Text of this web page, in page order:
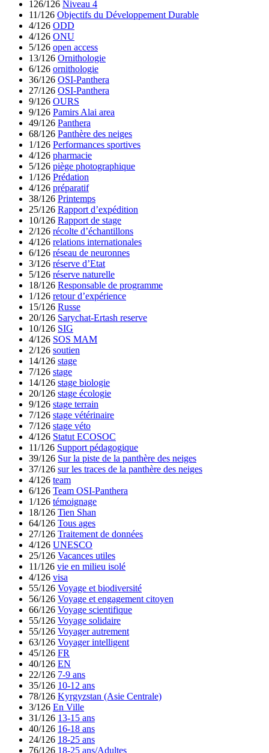
126/126 Niveau 4
11/126 Objectifs du Développement Durable
4/126 ODD
4/126 ONU
5/126 open access
13/126 Ornithologie
6/126 ornithologie
36/126 OSI-Panthera
27/126 OSI-Panthera
9/126 OURS
9/126 Pamirs Alai area
49/126 Panthera
68/126 Panthère des neiges
1/126 Performances sportives
4/126 pharmacie
5/126 piège photographique
1/126 Prédation
4/126 préparatif
38/126 Printemps
25/126 Rapport d’expédition
10/126 Rapport de stage
2/126 récolte d’échantillons
4/126 relations internationales
6/126 réseau de neuronnes
3/126 réserve d’Etat
5/126 réserve naturelle
18/126 Responsable de programme
1/126 retour d’expérience
15/126 Russe
20/126 Sarychat-Ertash reserve
10/126 SIG
4/126 SOS MAM
2/126 soutien
14/126 stage
7/126 stage
14/126 stage biologie
20/126 stage écologie
9/126 stage terrain
7/126 stage vétérinaire
7/126 stage véto
4/126 Statut ECOSOC
11/126 Support pédagogique
39/126 Sur la piste de la panthère des neiges
37/126 sur les traces de la panthère des neiges
4/126 team
6/126 Team OSI-Panthera
1/126 témoignage
18/126 Tien Shan
64/126 Tous ages
27/126 Traitement de données
4/126 UNESCO
25/126 Vacances utiles
11/126 vie en milieu isolé
4/126 visa
55/126 Voyage et biodiversité
56/126 Voyage et engagement citoyen
66/126 Voyage scientifique
55/126 Voyage solidaire
55/126 Voyager autrement
63/126 Voyager intelligent
45/126 FR
40/126 EN
22/126 7-9 ans
35/126 10-12 ans
78/126 Kyrgyzstan (Asie Centrale)
3/126 En Ville
31/126 13-15 ans
40/126 16-18 ans
24/126 18-25 ans
76/126 18-25 ans/Adultes